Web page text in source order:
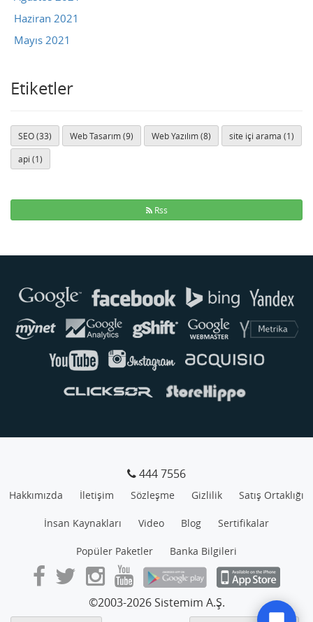
Haziran 2021
Mayıs 2021
Etiketler
SEO (33) Web Tasarım (9) Web Yazılım (8) site içi arama (1)
api (1)
Rss
444 7556
Hakkımızda İletişim Sözleşme Gizlilik Satış Ortaklığı
İnsan Kaynakları Video Blog Sertifikalar
Popüler Paketler Banka Bilgileri
©2003-2026 Sistemim A.Ş.
Genellikle anında yanıt verir